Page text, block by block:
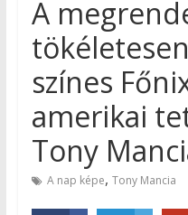
A
színes
amerikai
Tony
A nap képe, Tony Mancia